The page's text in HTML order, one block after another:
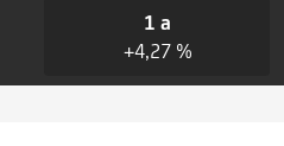
1 a
+4,27 %